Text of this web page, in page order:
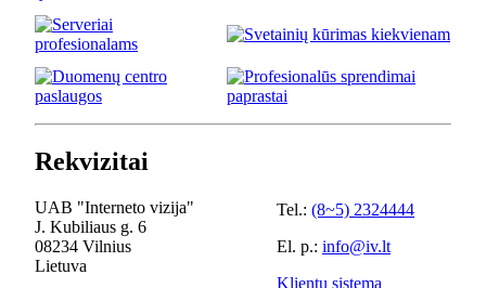
Rekvizitai
UAB "Interneto vizija"
J. Kubiliaus g. 6
08234 Vilnius
Lietuva
Tel.: (8~5) 2324444
El. p.: info@iv.lt
Klientų sistema